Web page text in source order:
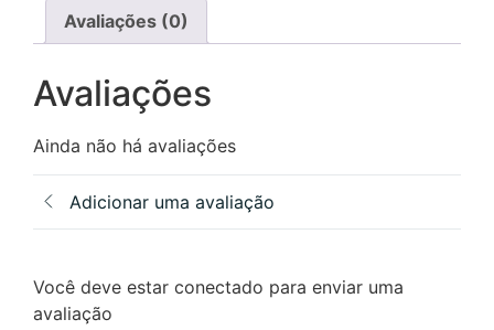
Avaliações (0)
Avaliações
Ainda não há avaliações
Adicionar uma avaliação
Você deve estar conectado para enviar uma
avaliação